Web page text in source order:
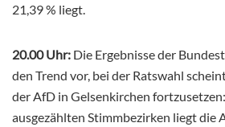
21,39 % liegt.
20.00 Uhr: Die Ergebnisse der
den Trend vor, bei der Ratswahl
der AfD in Gelsenkirchen
ausgezählten Stimmbezirken liegt die